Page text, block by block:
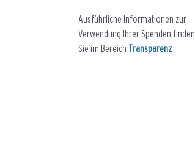
Ausführliche Informationen zur
Verwendung Ihrer Spenden finden
Sie im Bereich Transparenz